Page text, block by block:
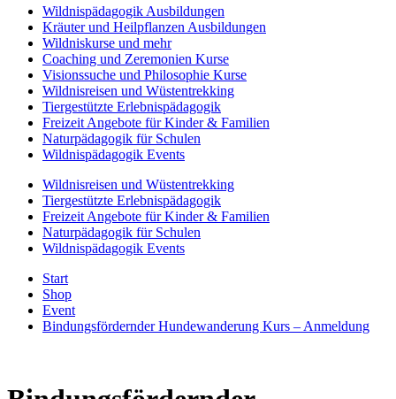
Wildnispädagogik Ausbildungen
Kräuter und Heilpflanzen Ausbildungen
Wildniskurse und mehr
Coaching und Zeremonien Kurse
Visionssuche und Philosophie Kurse
Wildnisreisen und Wüstentrekking
Tiergestützte Erlebnispädagogik
Freizeit Angebote für Kinder & Familien
Naturpädagogik für Schulen
Wildnispädagogik Events
Wildnisreisen und Wüstentrekking
Tiergestützte Erlebnispädagogik
Freizeit Angebote für Kinder & Familien
Naturpädagogik für Schulen
Wildnispädagogik Events
Start
Shop
Event
Bindungsfördernder Hundewanderung Kurs – Anmeldung